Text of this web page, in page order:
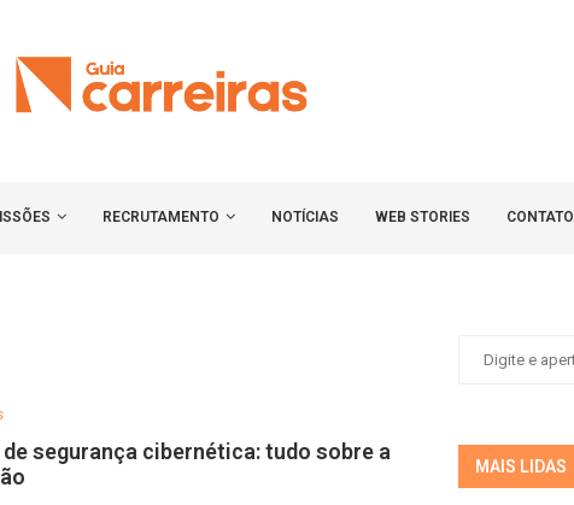
RECRUTAMENTO NOTÍCIAS WEB STORIES CONTATO
segurança cibernética: tudo sobre a
MAIS LIDAS